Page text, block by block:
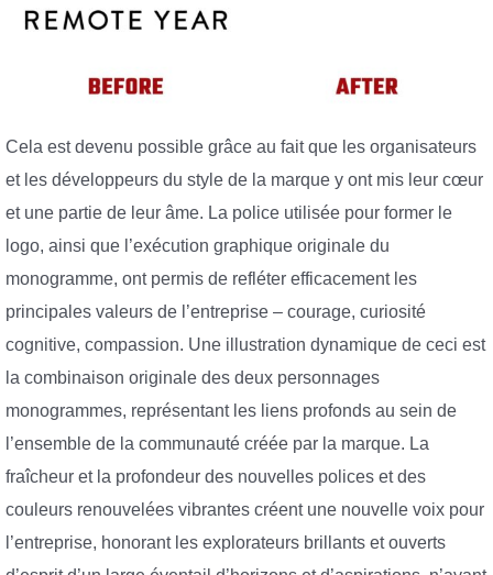
Cela est devenu possible grâce au fait que les organisateurs
et les développeurs du style de la marque y ont mis leur cœur
et une partie de leur âme. La police utilisée pour former le
logo, ainsi que l’exécution graphique originale du
monogramme, ont permis de refléter efficacement les
principales valeurs de l’entreprise – courage, curiosité
cognitive, compassion. Une illustration dynamique de ceci est
la combinaison originale des deux personnages
monogrammes, représentant les liens profonds au sein de
l’ensemble de la communauté créée par la marque. La
fraîcheur et la profondeur des nouvelles polices et des
couleurs renouvelées vibrantes créent une nouvelle voix pour
l’entreprise, honorant les explorateurs brillants et ouverts